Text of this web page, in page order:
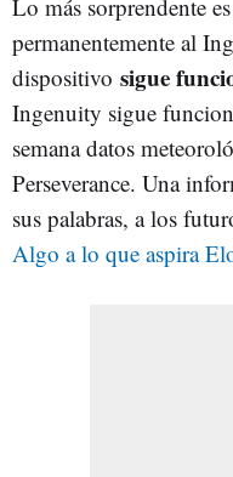
Lo más sorprendente
permanentemente al
dispositivo sigue
Ingenuity sigue
semana datos
Perseverance. Una
sus palabras, a los
Algo a lo que aspira